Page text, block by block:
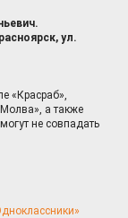
ул.
«Красраб»,
а также
не совпадать